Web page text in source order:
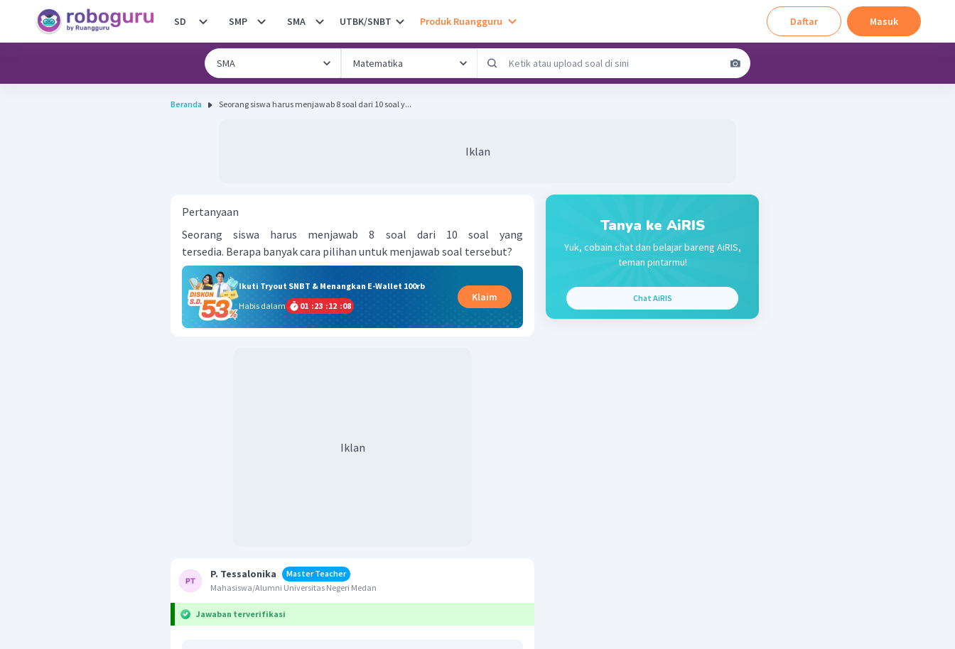
SD SMP SMA UTBK/SNBT Produk Ruangguru Daftar Masuk
Beranda Seorang siswa harus menjawab 8 soal dari 10 soal y...
Iklan
Pertanyaan
Seorang siswa harus menjawab 8 soal dari 10 soal yang
tersedia. Berapa banyak cara pilihan untuk menjawab soal tersebut?
Ikuti Tryout SNBT & Menangkan E-Wallet 100rb
Habis dalam
01 :23 :12 :08
Klaim
Iklan
P. Tessalonika
Master Teacher
Mahasiswa/Alumni Universitas Negeri Medan
Jawaban terverifikasi
Tanya ke AiRIS
Yuk, cobain chat dan belajar bareng AiRIS,
teman pintarmu!
Chat AiRIS